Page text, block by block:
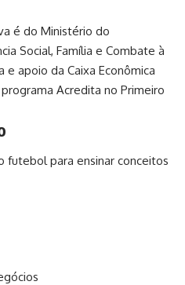
é do Ministério do
Social, Família e Combate à
e apoio da Caixa Econômica
Acredita no Primeiro
futebol para ensinar conceitos